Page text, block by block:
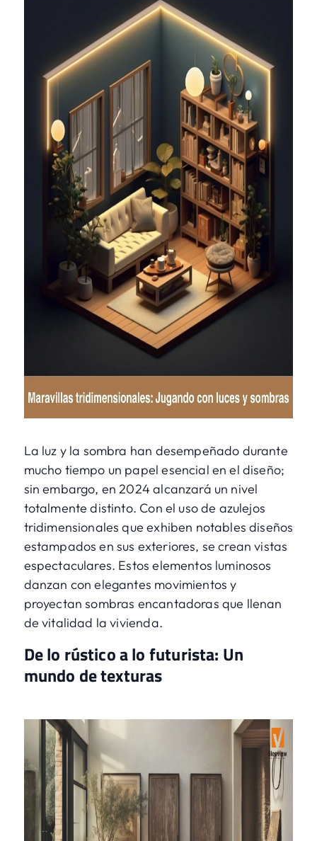
La luz y la sombra han desempeñado durante
mucho tiempo un papel esencial en el diseño;
sin embargo, en 2024 alcanzará un nivel
totalmente distinto. Con el uso de azulejos
tridimensionales que exhiben notables diseños
estampados en sus exteriores, se crean vistas
espectaculares. Estos elementos luminosos
danzan con elegantes movimientos y
proyectan sombras encantadoras que llenan
de vitalidad la vivienda.
De lo rústico a lo futurista: Un
mundo de texturas